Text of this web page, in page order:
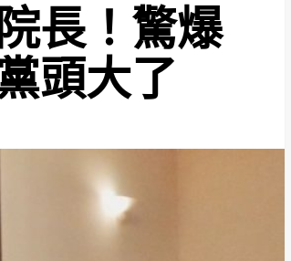
長！驚爆
頭大了